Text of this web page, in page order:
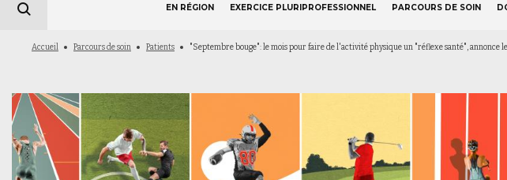
EN RÉGION EXERCICE PLURIPROFESSIONNEL PARCOURS DE SOIN
Fil
Accueil Parcours de soin Patients "Septembre bouge": le mois pour faire de l'activité physique un "réflexe santé", annonce